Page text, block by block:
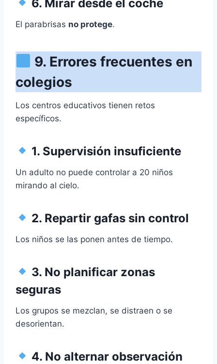
6. Mirar desde el coche
El parabrisas no protege.
9. Errores frecuentes en
colegios
Los centros educativos tienen retos
específicos.
1. Supervisión insuficiente
Un adulto no puede controlar a 20 niños
mirando al cielo.
2. Repartir gafas sin control
Los niños se las ponen antes de tiempo.
3. No planificar zonas
seguras
Los grupos se mezclan, se distraen o se
desorientan.
4. No alternar observación